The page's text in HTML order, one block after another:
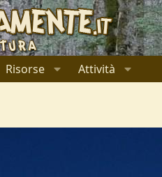
Risorse Attività